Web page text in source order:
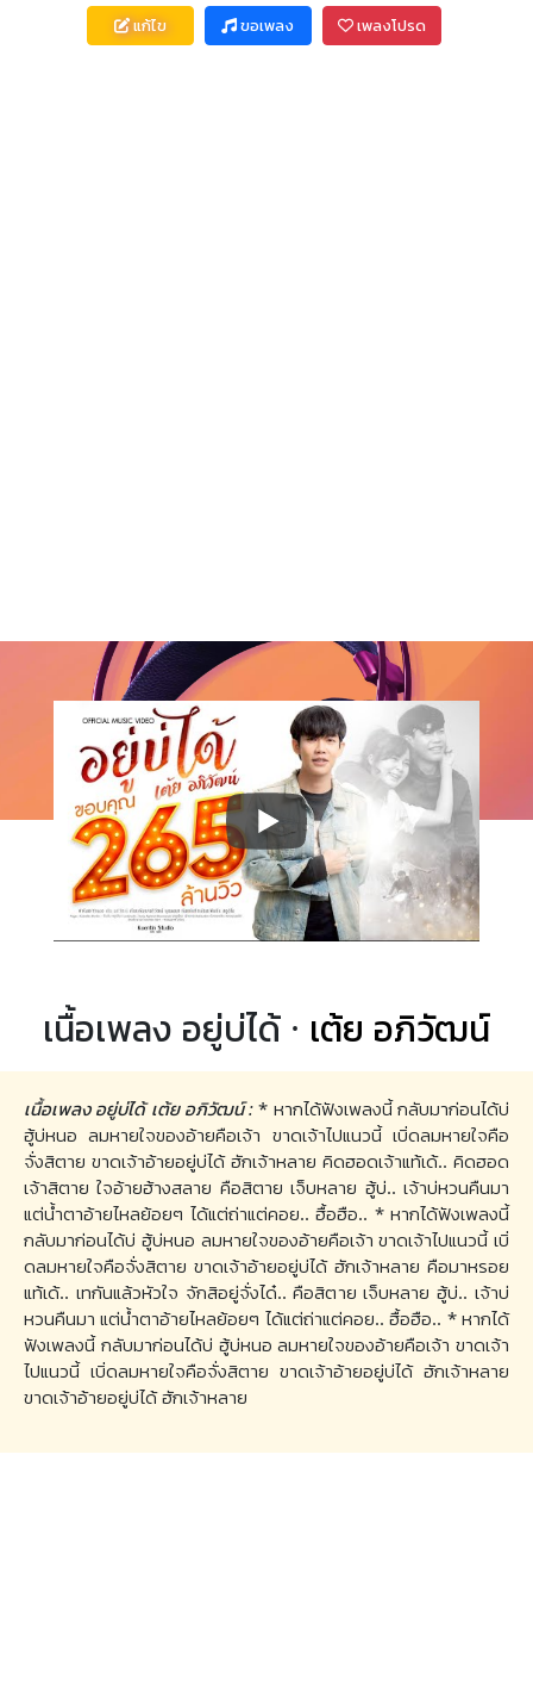
แก้ไข ขอเพลง เพลงโปรด
เนื้อเพลง อยู่บ่ได้ · เต้ย อภิวัฒน์
เนื้อเพลง อยู่บ่ได้ เต้ย อภิวัฒน์ :* หากได้ฟังเพลงนี้ กลับมาก่อนได้บ่
ฮู้บ่หนอ ลมหายใจของอ้ายคือเจ้า ขาดเจ้าไปแนวนี้ เบิ่ดลมหายใจคือ
จั่งสิตาย ขาดเจ้าอ้ายอยู่บ่ได้ ฮักเจ้าหลาย คิดฮอดเจ้าแท้เด้.. คิดฮอด
เจ้าสิตาย ใจอ้ายฮ้างสลาย คือสิตาย เจ็บหลาย ฮู้บ่.. เจ้าบ่หวนคืนมา
แต่น้ำตาอ้ายไหลย้อยๆ ได้แต่ถ่าแต่คอย.. ฮื้อฮือ.. * หากได้ฟังเพลงนี้
กลับมาก่อนได้บ่ ฮู้บ่หนอ ลมหายใจของอ้ายคือเจ้า ขาดเจ้าไปแนวนี้ เบิ่
ดลมหายใจคือจั่งสิตาย ขาดเจ้าอ้ายอยู่บ่ได้ ฮักเจ้าหลาย คือมาหรอย
แท้เด้.. เทกันแล้วหัวใจ จักสิอยู่จั่งได๋.. คือสิตาย เจ็บหลาย ฮู้บ่.. เจ้าบ่
หวนคืนมา แต่น้ำตาอ้ายไหลย้อยๆ ได้แต่ถ่าแต่คอย.. ฮื้อฮือ.. * หากได้
ฟังเพลงนี้ กลับมาก่อนได้บ่ ฮู้บ่หนอ ลมหายใจของอ้ายคือเจ้า ขาดเจ้า
ไปแนวนี้ เบิ่ดลมหายใจคือจั่งสิตาย ขาดเจ้าอ้ายอยู่บ่ได้ ฮักเจ้าหลาย
ขาดเจ้าอ้ายอยู่บ่ได้ ฮักเจ้าหลาย